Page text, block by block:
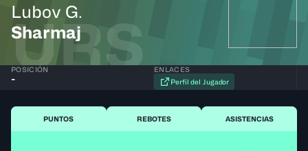
Lubov G.
Sharmaj
URS
POSICIÓN
-
ENLACES
Perfil del Jugador
PUNTOS REBOTES ASISTENCIAS